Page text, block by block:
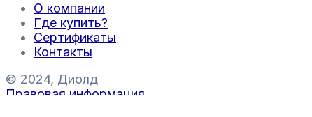
О компании
Где купить?
Сертификаты
Контакты
© 2024, Диолд
Правовая информация